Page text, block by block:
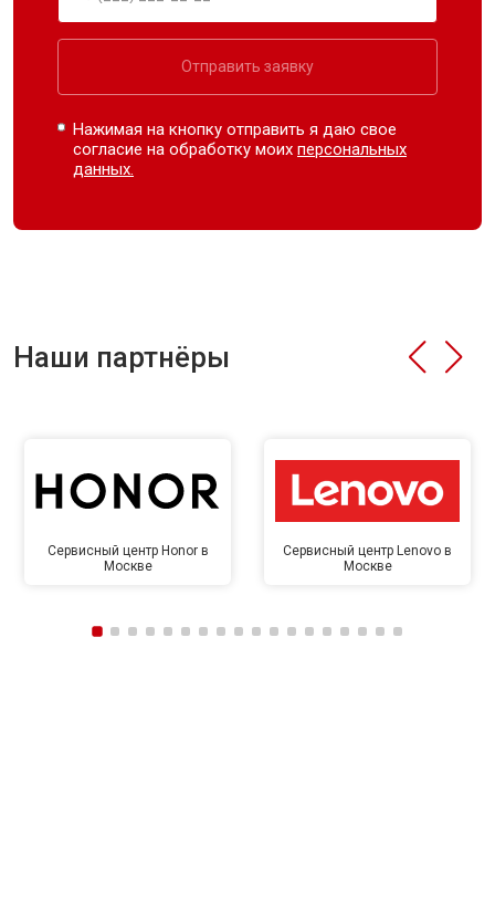
Отправить заявку
Нажимая на кнопку отправить я даю свое
согласие на обработку моихперсональных
данных.
Наши партнёры
Сервисный центр Honor в
Москве
Сервисный центр Lenovo в
Москве